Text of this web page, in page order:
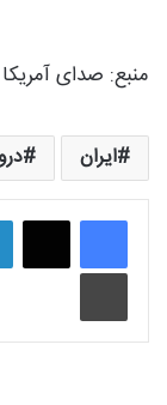
منبع:‌ صدای آمریکا
ایران
چاپ